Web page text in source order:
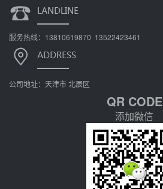
服务热线：13810619870 13522423461
公司地址：天津市 北辰区
QR CODE
添加微信